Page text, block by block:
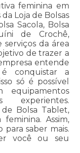
feminina em
Loja de Bolsas
Sacola, Bolsa
de Crochê,
da área
de trazer a
entende
conquistar a
só é possível
equipamentos
experientes.
Bolsa Tablet,
Assim,
saber mais.
você ou seu